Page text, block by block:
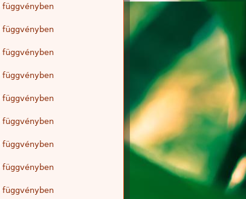
függvényben
függvényben
függvényben
függvényben
függvényben
függvényben
függvényben
függvényben
függvényben